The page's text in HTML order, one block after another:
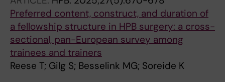
Preferred content, construct, and duration of
a fellowship structure in HPB surgery: a cross-
sectional, pan-European survey among
trainees and trainers
Reese T; Gilg S; Besselink MG; Soreide K